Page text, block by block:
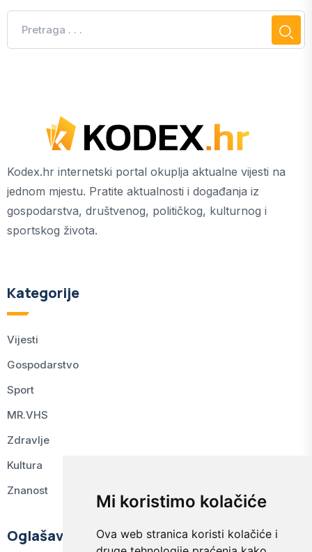
Mi koristimo kolačiće
Ova web stranica koristi kolačiće i
Kodex.hr internetski portal okuplja aktualne vijesti na
jednom mjestu. Pratite aktualnosti i događanja iz
gospodarstva, društvenog, političkog, kulturnog i
sportskog života.
Kategorije
Vijesti
Gospodarstvo
Sport
MR.VHS
Zdravlje
Kultura
Znanost
Oglašavanje